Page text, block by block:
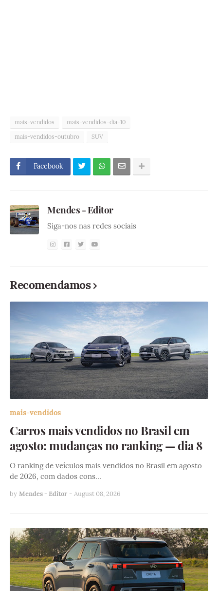
mais-vendidos
mais-vendidos-dia-10
mais-vendidos-outubro
SUV
Facebook
Mendes - Editor
Siga-nos nas redes sociais
Recomendamos
mais-vendidos
Carros mais vendidos no Brasil em
agosto: mudanças no ranking — dia 8
O ranking de veículos mais vendidos no Brasil em agosto
de 2026, com dados cons…
by Mendes - Editor - August 08, 2026